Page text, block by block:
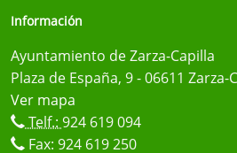
Información
Ayuntamiento de Zarza-Capilla
Plaza de España, 9 - 06611 Zarza-
Ver mapa
Telf.: 924 619 094
Fax: 924 619 250